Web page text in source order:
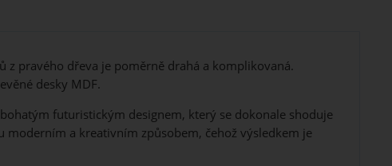
z pravého dřeva je poměrně drahá a komplikovaná.
desky MDF.
futuristickým designem, který se dokonale shoduje
a kreativním způsobem, čehož výsledkem je